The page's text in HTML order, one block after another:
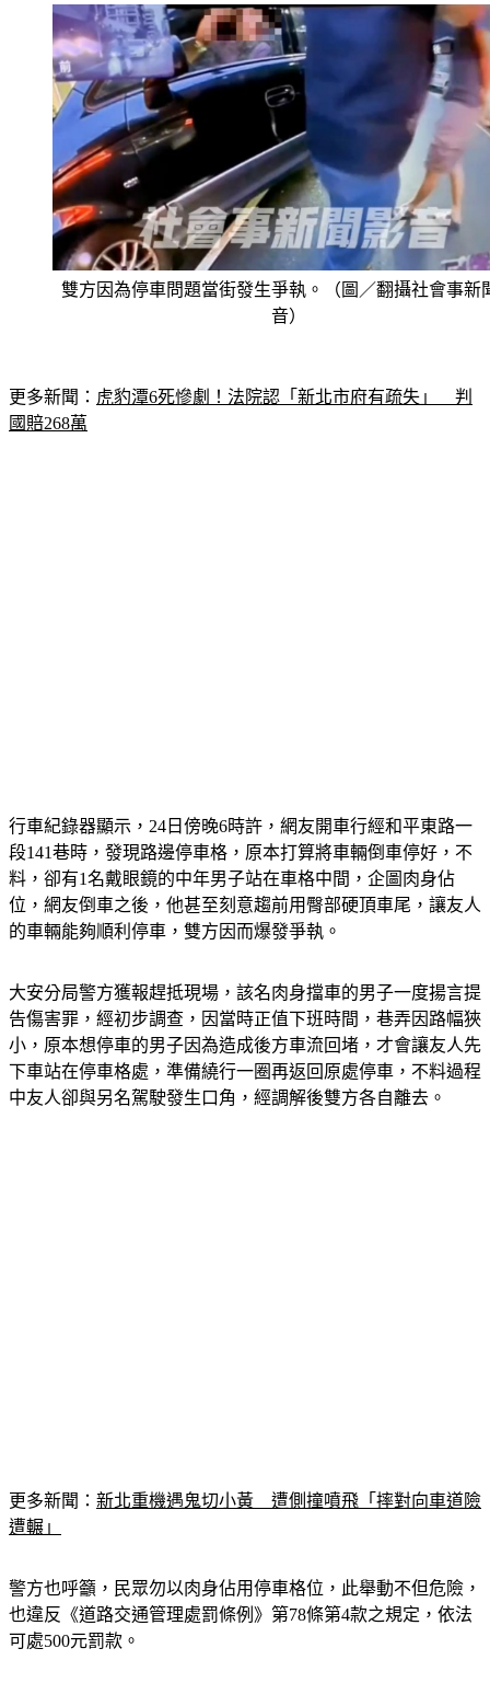
雙方因為停車問題當街發生爭執。（圖／翻攝社會事新
音）
更多新聞： 虎豹潭6死慘劇！法院認「新北市府有疏失」　判
國賠268萬
行車紀錄器顯示，24日傍晚6時許，網友開車行經和平東路一
段141巷時，發現路邊停車格，原本打算將車輛倒車停好，不
料，卻有1名戴眼鏡的中年男子站在車格中間，企圖肉身佔
位，網友倒車之後，他甚至刻意趨前用臀部硬頂車尾，讓友人
的車輛能夠順利停車，雙方因而爆發爭執。
大安分局警方獲報趕抵現場，該名肉身擋車的男子一度揚言提
告傷害罪，經初步調查，因當時正值下班時間，巷弄因路幅狹
小，原本想停車的男子因為造成後方車流回堵，才會讓友人先
下車站在停車格處，準備繞行一圈再返回原處停車，不料過程
中友人卻與另名駕駛發生口角，經調解後雙方各自離去。
更多新聞： 新北重機遇鬼切小黃　遭側撞噴飛「摔對向車道險
遭輾」
警方也呼籲，民眾勿以肉身佔用停車格位，此舉動不但危險，
也違反《道路交通管理處罰條例》第78條第4款之規定，依法
可處500元罰款。